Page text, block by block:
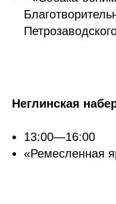
Неглинская
13:00—16:00
«Ремесленная